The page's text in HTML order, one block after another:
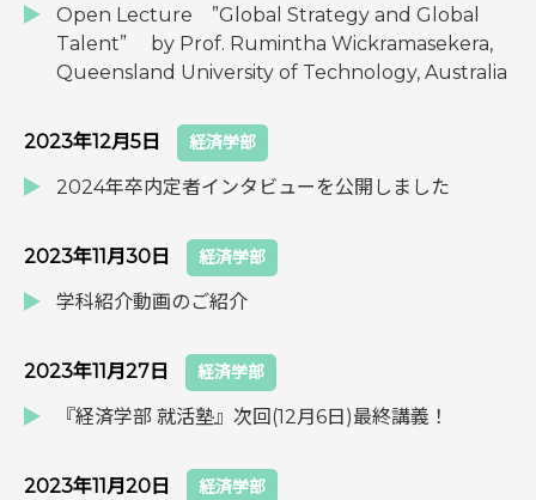
Open Lecture ”Global Strategy and Global
Talent” by Prof. Rumintha Wickramasekera,
Queensland University of Technology, Australia
2023年12月5日 経済学部
2024年卒内定者インタビューを公開しました
2023年11月30日 経済学部
学科紹介動画のご紹介
2023年11月27日 経済学部
『経済学部 就活塾』次回(12月6日)最終講義！
2023年11月20日 経済学部